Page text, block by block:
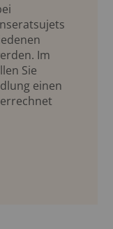
Im
Sie
einen